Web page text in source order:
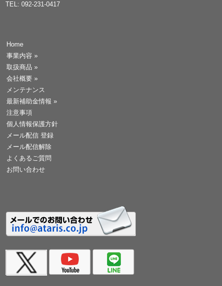
TEL: 092-231-0417
Home
事業内容 »
取扱商品 »
会社概要 »
メンテナンス
最新補助金情報 »
注意事項
個人情報保護方針
メール配信 登録
メール配信解除
よくあるご質問
お問い合わせ